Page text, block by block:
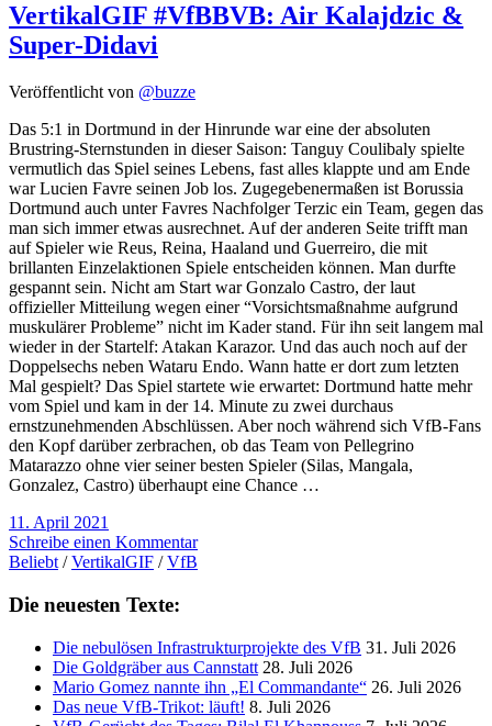
VertikalGIF #VfBBVB: Air Kalajdzic &
Super-Didavi
Veröffentlicht von @buzze
Das 5:1 in Dortmund in der Hinrunde war eine der absoluten
Brustring-Sternstunden in dieser Saison: Tanguy Coulibaly spielte
vermutlich das Spiel seines Lebens, fast alles klappte und am Ende
war Lucien Favre seinen Job los. Zugegebenermaßen ist Borussia
Dortmund auch unter Favres Nachfolger Terzic ein Team, gegen das
man sich immer etwas ausrechnet. Auf der anderen Seite trifft man
auf Spieler wie Reus, Reina, Haaland und Guerreiro, die mit
brillanten Einzelaktionen Spiele entscheiden können. Man durfte
gespannt sein. Nicht am Start war Gonzalo Castro, der laut
offizieller Mitteilung wegen einer “Vorsichtsmaßnahme aufgrund
muskulärer Probleme” nicht im Kader stand. Für ihn seit langem mal
wieder in der Startelf: Atakan Karazor. Und das auch noch auf der
Doppelsechs neben Wataru Endo. Wann hatte er dort zum letzten
Mal gespielt? Das Spiel startete wie erwartet: Dortmund hatte mehr
vom Spiel und kam in der 14. Minute zu zwei durchaus
ernstzunehmenden Abschlüssen. Aber noch während sich VfB-Fans
den Kopf darüber zerbrachen, ob das Team von Pellegrino
Matarazzo ohne vier seiner besten Spieler (Silas, Mangala,
Gonzalez, Castro) überhaupt eine Chance …
11. April 2021
Schreibe einen Kommentar
Beliebt /VertikalGIF /VfB
Die neuesten Texte:
Die nebulösen Infrastrukturprojekte des VfB 31. Juli 2026
Die Goldgräber aus Cannstatt 28. Juli 2026
Mario Gomez nannte ihn „El Commandante“ 26. Juli 2026
Das neue VfB-Trikot: läuft! 8. Juli 2026